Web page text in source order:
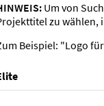
Um von
zu wählen,
Beispiel: "Logo